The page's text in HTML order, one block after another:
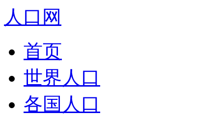
人口网
首页
世界人口
各国人口